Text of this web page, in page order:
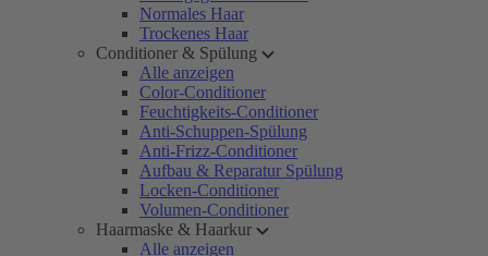
Normales Haar
Trockenes Haar
Conditioner & Spülung
Alle anzeigen
Color-Conditioner
Feuchtigkeits-Conditioner
Anti-Schuppen-Spülung
Anti-Frizz-Conditioner
Aufbau & Reparatur Spülung
Locken-Conditioner
Volumen-Conditioner
Haarmaske & Haarkur
Alle anzeigen